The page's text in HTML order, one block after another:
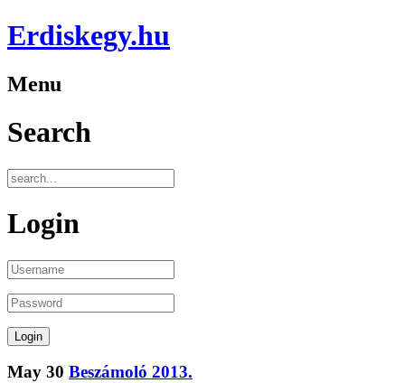
Erdiskegy.hu
Menu
Search
Login
May 30 Beszámoló 2013.